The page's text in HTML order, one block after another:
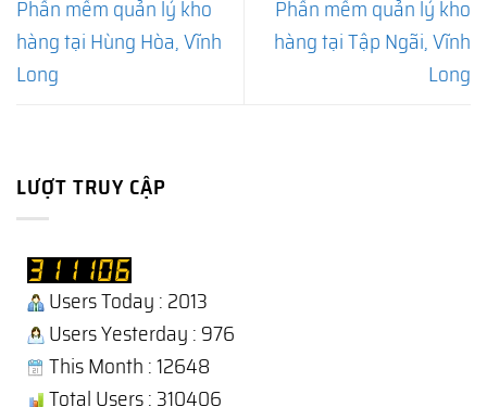
Phần mềm quản lý kho
hàng tại Hùng Hòa, Vĩnh
Long
Phần mềm quản lý kho
hàng tại Tập Ngãi, Vĩnh
Long
LƯỢT TRUY CẬP
Users Today : 2013
Users Yesterday : 976
This Month : 12648
Total Users : 310406